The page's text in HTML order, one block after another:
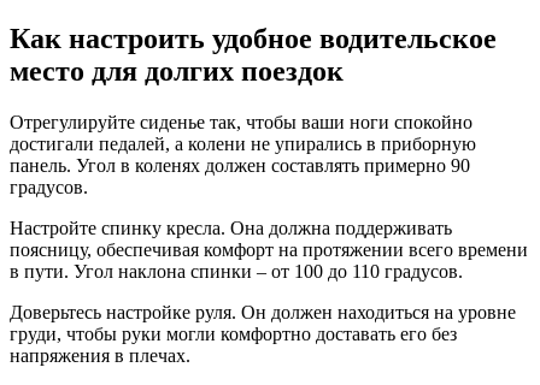
Как настроить удобное водительское
место для долгих поездок
Отрегулируйте сиденье так, чтобы ваши ноги спокойно
достигали педалей, а колени не упирались в приборную
панель. Угол в коленях должен составлять примерно 90
градусов.
Настройте спинку кресла. Она должна поддерживать
поясницу, обеспечивая комфорт на протяжении всего времени
в пути. Угол наклона спинки – от 100 до 110 градусов.
Доверьтесь настройке руля. Он должен находиться на уровне
груди, чтобы руки могли комфортно доставать его без
напряжения в плечах.